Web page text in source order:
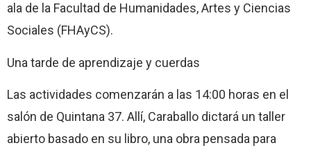
ala de la Facultad de Humanidades, Artes y Ciencias
Sociales (FHAyCS).
Una tarde de aprendizaje y cuerdas
Las actividades comenzarán a las 14:00 horas en el
salón de Quintana 37. Allí, Caraballo dictará un taller
abierto basado en su libro, una obra pensada para